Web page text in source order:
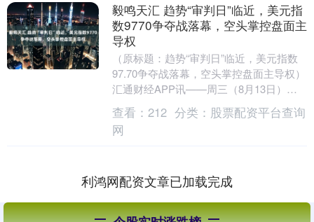
毅鸣天汇 趋势“审判日”临近，美元指
数9770争夺战落幕，空头掌控盘面主
导权
（原标题：趋势“审判日”临近，美元指数
97.70争夺战落幕，空头掌控盘面主导权）
汇通财经APP讯——周三（8月13日），
美元指数（DXY）延续了近期的弱势表
现....
查看： 212 分类： 股票配资平台查询
网
利鸿网配资文章已加载完成